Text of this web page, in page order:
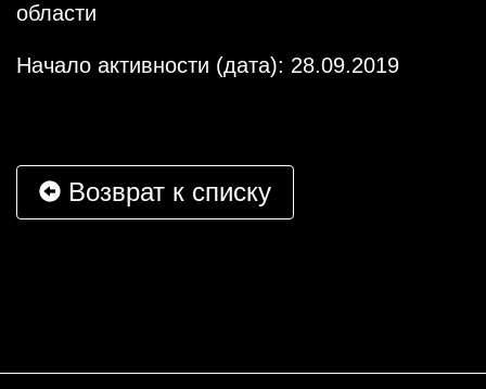
области
Начало активности (дата): 28.09.2019
Возврат к списку